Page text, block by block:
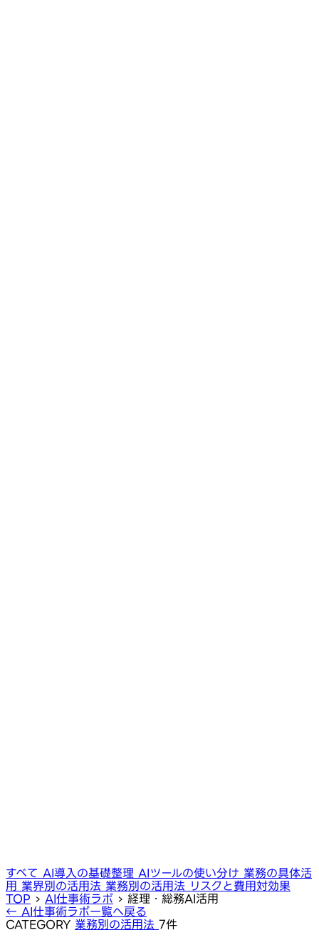
すべて AI導入の基礎整理 AIツールの使い分け 業務の具体活
用 業界別の活用法 業務別の活用法 リスクと費用対効果
TOP › AI仕事術ラボ › 経理・総務AI活用
← AI仕事術ラボ一覧へ戻る
CATEGORY 業務別の活用法 7件